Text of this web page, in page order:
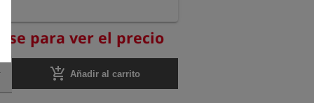
para ver el precio
add_shopping_cart Añadir al carrito